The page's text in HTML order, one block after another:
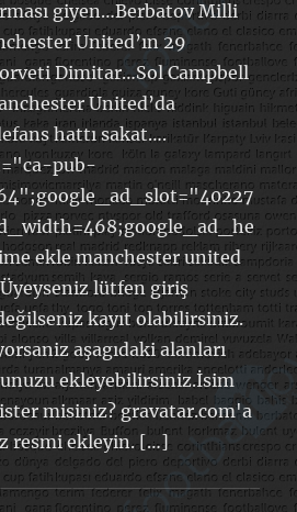
giyen…Berbatov Milli
United’ın 29
Dimitar…Sol Campbell
United’da
hattı sakat….
pub-
ekle manchester united
lütfen giriş
kayıt olabilirsiniz.
aşagıdaki alanları
ekleyebilirsiniz.İsim
misiniz? gravatar.com'a
resmi ekleyin. […]